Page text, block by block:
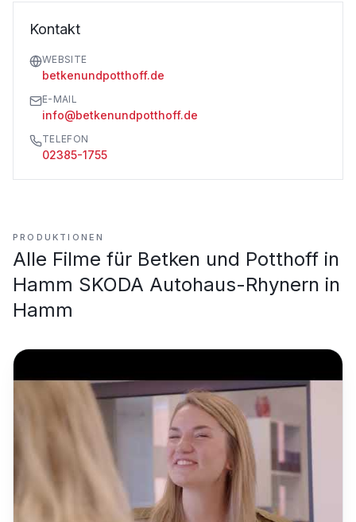
Kontakt
WEBSITE
betkenundpotthoff.de
E-MAIL
info@betkenundpotthoff.de
TELEFON
02385-1755
PRODUKTIONEN
Alle Filme für Betken und Potthoff in
Hamm SKODA Autohaus-Rhynern in
Hamm